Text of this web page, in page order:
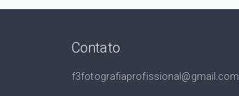
Contato
f3fotografiaprofissional@gmail.com